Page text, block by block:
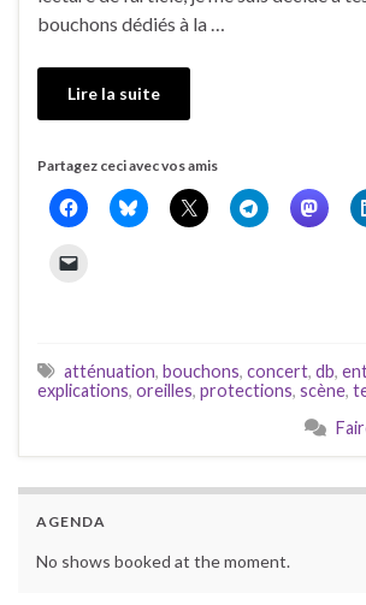
bouchons dédiés à la …
Lire la suite
Partagez ceci avec vos amis
atténuation, bouchons, concert, db,
explications, oreilles, protections, scène,
AGENDA
No shows booked at the moment.